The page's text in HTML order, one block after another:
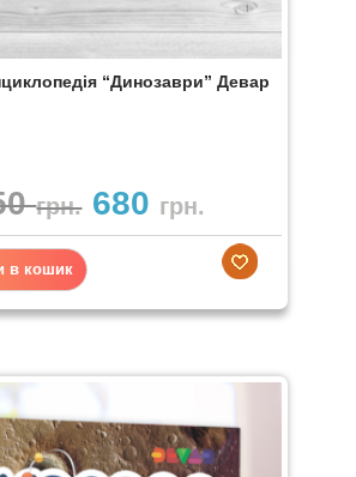
“Динозаври” Девар
грн. 680 грн.
в кошик